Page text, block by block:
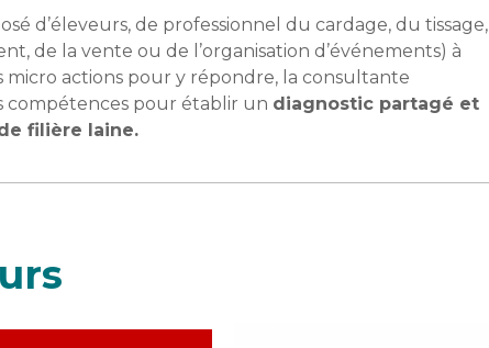
d’éleveurs, de professionnel du cardage, du tissage,
de la vente ou de l’organisation d’événements) à
actions pour y répondre, la consultante
pour établir un diagnostic partagé et
filière laine.